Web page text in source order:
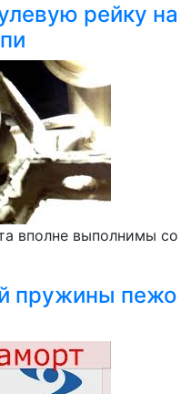
рейку на
вполне выполнимы со
пружины пежо